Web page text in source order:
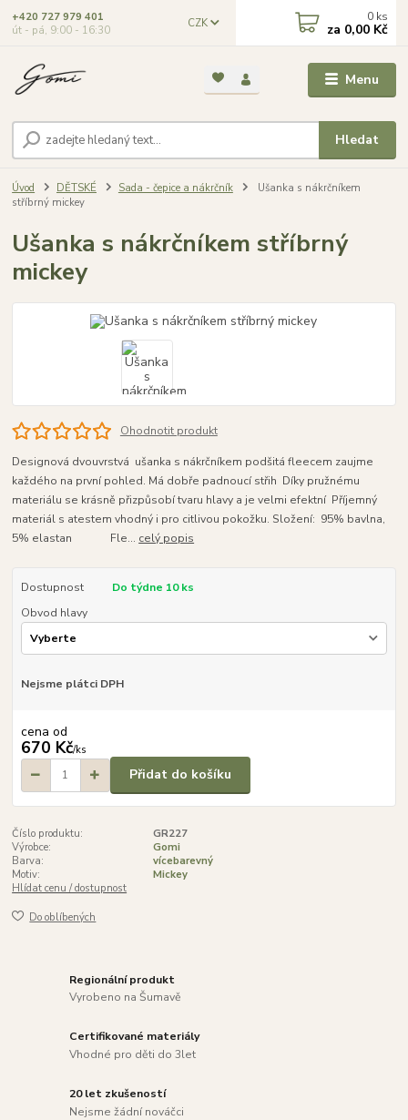
Menu
CZK
Hledat
+420 727 979 401
út - pá, 9:00 - 16:30
0 ks
za 0,00 Kč
Úvod DĚTSKÉ Sada - čepice a nákrčník
Ušanka s nákrčníkem
stříbrný mickey
Ušanka s nákrčníkem stříbrný
mickey
Ohodnotit produkt
Designová dvouvrstvá ušanka s nákrčníkem podšitá fleecem zaujme
každého na první pohled. Má dobře padnoucí střih Díky pružnému
materiálu se krásně přizpůsobí tvaru hlavy a je velmi efektní Příjemný
materiál s atestem vhodný i pro citlivou pokožku. Složení: 95% bavlna,
5% elastan Fle... celý popis
Dostupnost
Do týdne 10 ks
Obvod hlavy
Nejsme plátci DPH
cena od
670 Kč/ks
Přidat do košíku
Číslo produktu:
GR227
Výrobce:
Gomi
Barva:
vícebarevný
Motiv:
Mickey
Hlídat cenu / dostupnost
Do oblíbených
Regionální produkt
Vyrobeno na Šumavě
Certifikované materiály
Vhodné pro děti do 3let
20 let zkušeností
Nejsme žádní nováčci